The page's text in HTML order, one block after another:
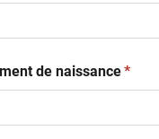
de naissance*